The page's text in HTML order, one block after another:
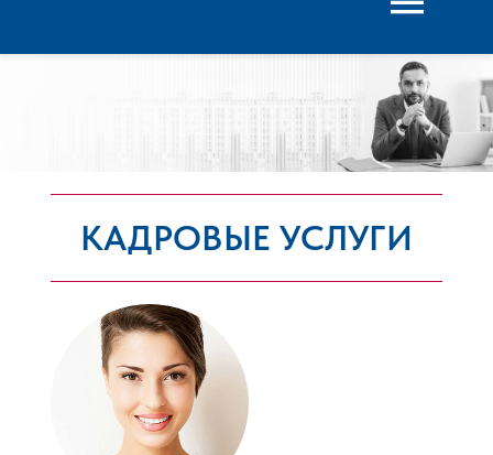
БУХГАЛТЕРСКИЕ УСЛУГИ
КАДРОВЫЕ УСЛУГИ
ЛЕГАЛИЗАЦИЯ В ПОЛЬШЕ
КОНТАКТЫ
КАДРОВЫЕ УСЛУГИ